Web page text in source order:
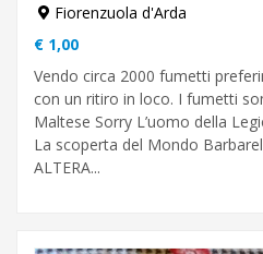
Fiorenzuola d'Arda
€ 1,00
Vendo circa 2000 fumetti
con un ritiro in loco. I fumetti
Maltese Sorry L’uomo della
La scoperta del Mondo
ALTERA...